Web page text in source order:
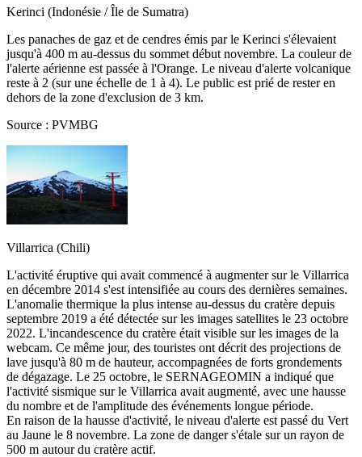
Kerinci (Indonésie / Île de Sumatra)
Les panaches de gaz et de cendres émis par le Kerinci s'élevaient
jusqu'à 400 m au-dessus du sommet début novembre. La couleur de
l'alerte aérienne est passée à l'Orange. Le niveau d'alerte volcanique
reste à 2 (sur une échelle de 1 à 4). Le public est prié de rester en
dehors de la zone d'exclusion de 3 km.
Source : PVMBG
Villarrica (Chili)
L'activité éruptive qui avait commencé à augmenter sur le Villarrica
en décembre 2014 s'est intensifiée au cours des dernières semaines.
L'anomalie thermique la plus intense au-dessus du cratère depuis
septembre 2019 a été détectée sur les images satellites le 23 octobre
2022. L'incandescence du cratère était visible sur les images de la
webcam. Ce même jour, des touristes ont décrit des projections de
lave jusqu'à 80 m de hauteur, accompagnées de forts grondements
de dégazage. Le 25 octobre, le SERNAGEOMIN a indiqué que
l'activité sismique sur le Villarrica avait augmenté, avec une hausse
du nombre et de l'amplitude des événements longue période.
En raison de la hausse d'activité, le niveau d'alerte est passé du Vert
au Jaune le 8 novembre. La zone de danger s'étale sur un rayon de
500 m autour du cratère actif.